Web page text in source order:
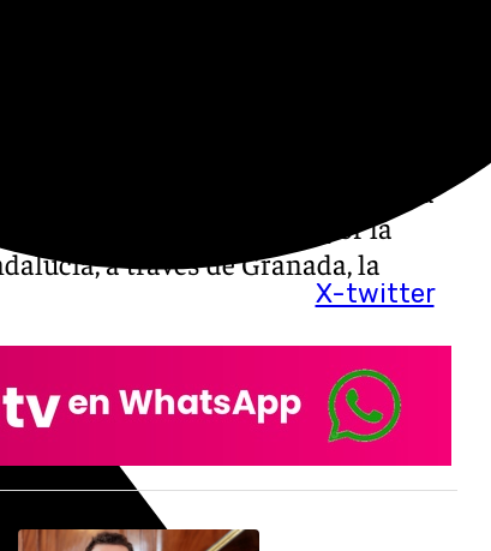
X-twitter
de la capital de la Alhambra.
tener esa Capitalidad Cultural en
abanderada», ha definido el
hincapié en que la firma de unión
decir que formamos parte de esta
representados por la
a través de Granada, la